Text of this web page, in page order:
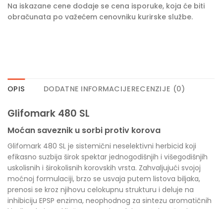
Na iskazane cene dodaje se cena isporuke, koja će biti
obračunata po važećem cenovniku kurirske službe.
OPIS DODATNE INFORMACIJERECENZIJE (0)
Glifomark 480 SL
Moćan saveznik u sorbi protiv korova
Glifomark 480 SL je sistemični neselektivni herbicid koji
efikasno suzbija širok spektar jednogodišnjih i višegodišnjih
uskolisnih i širokolisnih korovskih vrsta. Zahvaljujući svojoj
moćnoj formulaciji, brzo se usvaja putem listova biljaka,
prenosi se kroz njihovu celokupnu strukturu i deluje na
inhibiciju EPSP enzima, neophodnog za sintezu aromatičnih